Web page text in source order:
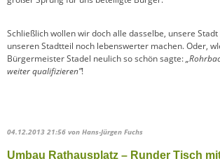
Schließlich wollen wir doch alle dasselbe, unsere
unseren Stadtteil noch lebenswerter machen. Oder,
Bürgermeister Stadel neulich so schön sagte:
weiter qualifizieren”!
04.12.2013 21:56 von Hans-Jürgen Fuchs
Umbau Rathausplatz – Runder Tisch